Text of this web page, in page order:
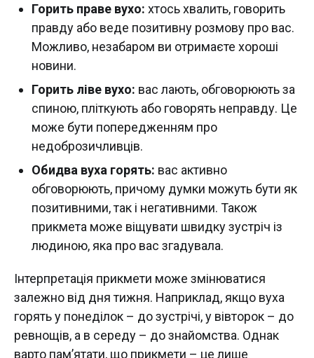
Горить праве вухо: хтось хвалить, говорить
правду або веде позитивну розмову про вас.
Можливо, незабаром ви отримаєте хороші
новини.
Горить ліве вухо: вас лають, обговорюють за
спиною, пліткують або говорять неправду. Це
може бути попередженням про
недоброзичливців.
Обидва вуха горять: вас активно
обговорюють, причому думки можуть бути як
позитивними, так і негативними. Також
прикмета може віщувати швидку зустріч із
людиною, яка про вас згадувала.
Інтерпретація прикмети може змінюватися
залежно від дня тижня. Наприклад, якщо вуха
горять у понеділок – до зустрічі, у вівторок – до
ревнощів, а в середу – до знайомства. Однак
варто пам’ятати, що прикмети – це лише